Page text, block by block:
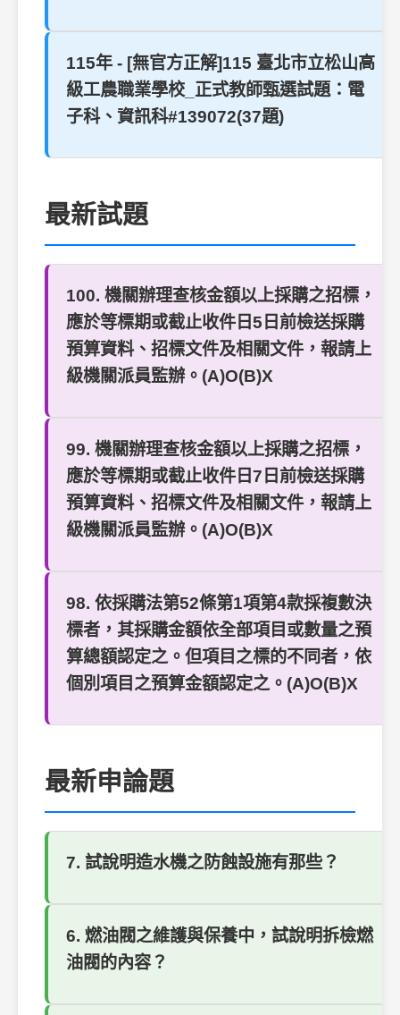
115年 - [無官方正解]115 臺北市立松山高
級工農職業學校_正式教師甄選試題：電
子科、資訊科#139072(37題)
最新試題
100. 機關辦理查核金額以上採購之招標，
應於等標期或截止收件日5日前檢送採購
預算資料、招標文件及相關文件，報請上
級機關派員監辦。(A)O(B)X
99. 機關辦理查核金額以上採購之招標，
應於等標期或截止收件日7日前檢送採購
預算資料、招標文件及相關文件，報請上
級機關派員監辦。(A)O(B)X
98. 依採購法第52條第1項第4款採複數決
標者，其採購金額依全部項目或數量之預
算總額認定之。但項目之標的不同者，依
個別項目之預算金額認定之。(A)O(B)X
最新申論題
7. 試說明造水機之防蝕設施有那些？
6. 燃油閥之維護與保養中，試說明拆檢燃
油閥的內容？